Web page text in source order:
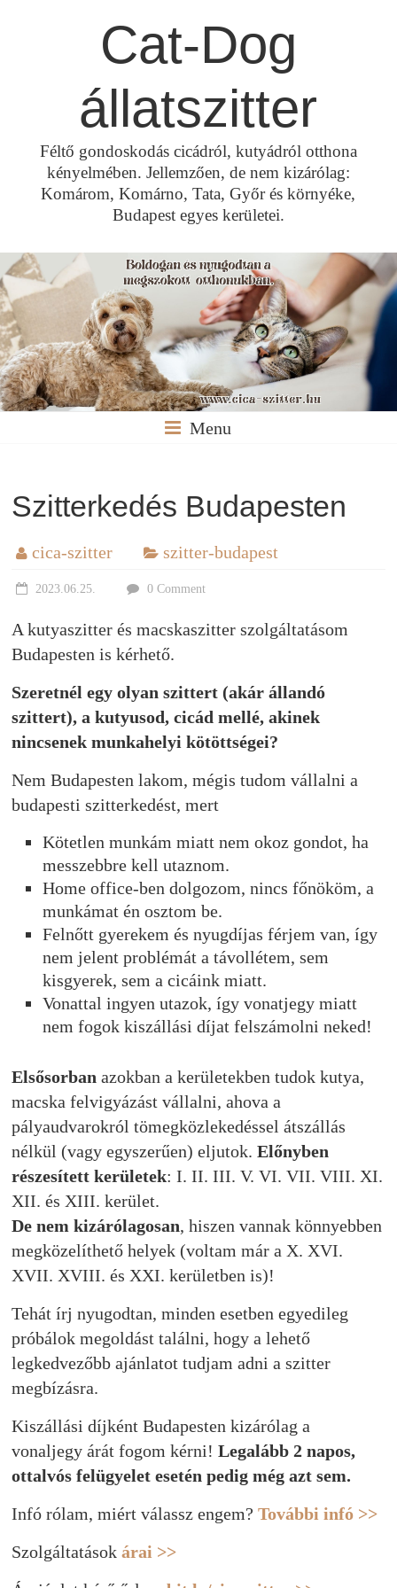
Cat-Dog
állatszitter
Féltő gondoskodás cicádról, kutyádról otthona
kényelmében. Jellemzően, de nem kizárólag:
Komárom, Komárno, Tata, Győr és környéke,
Budapest egyes kerületei.
Menu
Szitterkedés Budapesten
cica-szitter szitter-budapest
2023.06.25. 0 Comment
A kutyaszitter és macskaszitter szolgáltatásom
Budapesten is kérhető.
Szeretnél egy olyan szittert (akár állandó
szittert), a kutyusod, cicád mellé, akinek
nincsenek munkahelyi kötöttségei?
Nem Budapesten lakom, mégis tudom vállalni a
budapesti szitterkedést, mert
Kötetlen munkám miatt nem okoz gondot, ha
messzebbre kell utaznom.
Home office-ben dolgozom, nincs főnököm, a
munkámat én osztom be.
Felnőtt gyerekem és nyugdíjas férjem van, így
nem jelent problémát a távollétem, sem
kisgyerek, sem a cicáink miatt.
Vonattal ingyen utazok, így vonatjegy miatt
nem fogok kiszállási díjat felszámolni neked!
Elsősorban azokban a kerületekben tudok kutya,
macska felvigyázást vállalni, ahova a
pályaudvarokról tömegközlekedéssel átszállás
nélkül (vagy egyszerűen) eljutok.Előnyben
részesített kerületek: I. II. III. V. VI. VII. VIII. XI.
XII. és XIII. kerület.
De nem kizárólagosan, hiszen vannak könnyebben
megközelíthető helyek (voltam már a X. XVI.
XVII. XVIII. és XXI. kerületben is)!
Tehát írj nyugodtan, minden esetben egyedileg
próbálok megoldást találni, hogy a lehető
legkedvezőbb ajánlatot tudjam adni a szitter
megbízásra.
Kiszállási díjként Budapesten kizárólag a
vonaljegy árát fogom kérni!Legalább 2 napos,
ottalvós felügyelet esetén pedig még azt sem.
Infó rólam, miért válassz engem?További infó >>
Szolgáltatásokárai >>